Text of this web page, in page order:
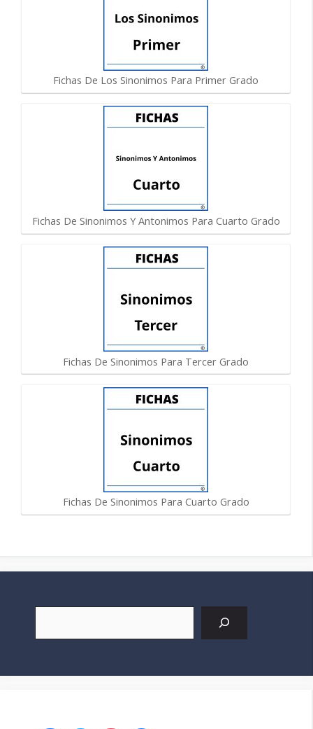
Fichas De Los Sinonimos Para Primer Grado
Fichas De Sinonimos Y Antonimos Para Cuarto Grado
Fichas De Sinonimos Para Tercer Grado
Fichas De Sinonimos Para Cuarto Grado